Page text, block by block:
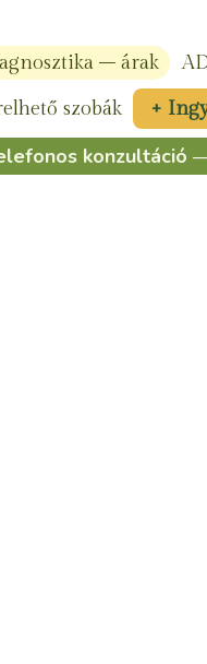
– árak
szobák +
konzultáció